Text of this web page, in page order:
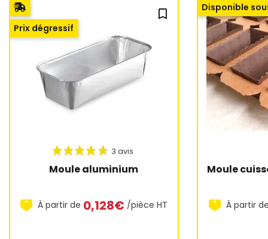
bookmark_outline
Moule aluminium
À partir de 0,128€ /pièce HT
Prix dégressif
Moule
À partir
Disponible